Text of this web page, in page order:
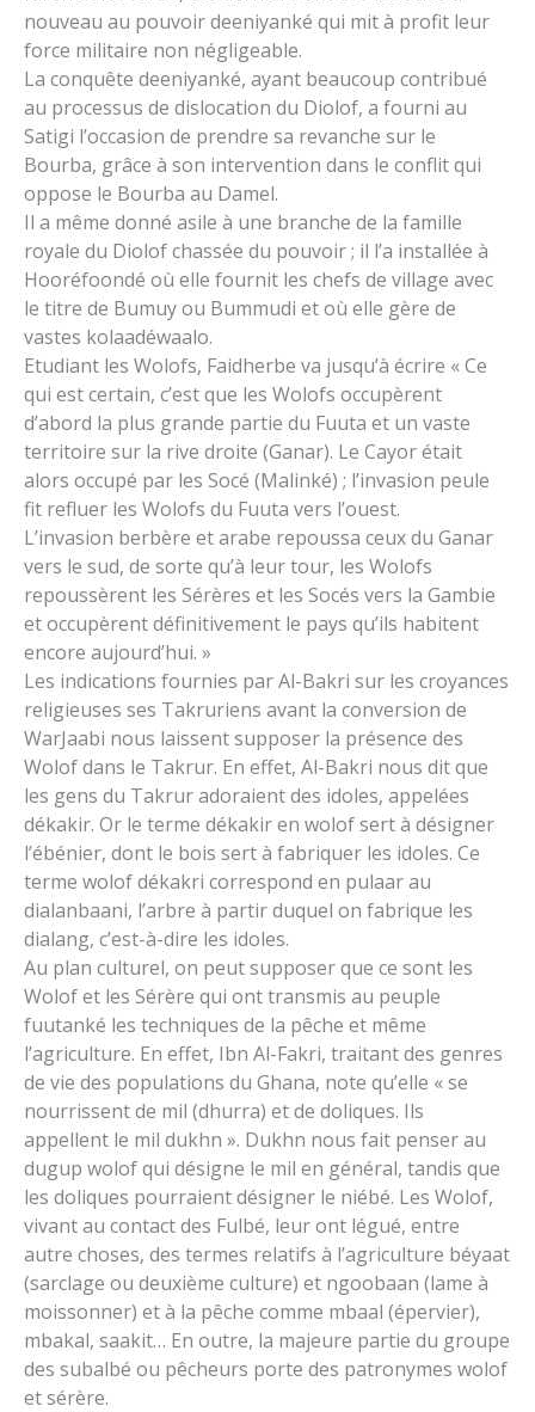
nouveau au pouvoir deeniyanké qui mit à profit leur
force militaire non négligeable.
La conquête deeniyanké, ayant beaucoup contribué
au processus de dislocation du Diolof, a fourni au
Satigi l’occasion de prendre sa revanche sur le
Bourba, grâce à son intervention dans le conflit qui
oppose le Bourba au Damel.
Il a même donné asile à une branche de la famille
royale du Diolof chassée du pouvoir ; il l’a installée à
Hooréfoondé où elle fournit les chefs de village avec
le titre de Bumuy ou Bummudi et où elle gère de
vastes kolaadéwaalo.
Etudiant les Wolofs, Faidherbe va jusqu’à écrire « Ce
qui est certain, c’est que les Wolofs occupèrent
d’abord la plus grande partie du Fuuta et un vaste
territoire sur la rive droite (Ganar). Le Cayor était
alors occupé par les Socé (Malinké) ; l’invasion peule
fit refluer les Wolofs du Fuuta vers l’ouest.
L’invasion berbère et arabe repoussa ceux du Ganar
vers le sud, de sorte qu’à leur tour, les Wolofs
repoussèrent les Sérères et les Socés vers la Gambie
et occupèrent définitivement le pays qu’ils habitent
encore aujourd’hui. »
Les indications fournies par Al-Bakri sur les croyances
religieuses ses Takruriens avant la conversion de
WarJaabi nous laissent supposer la présence des
Wolof dans le Takrur. En effet, Al-Bakri nous dit que
les gens du Takrur adoraient des idoles, appelées
dékakir. Or le terme dékakir en wolof sert à désigner
l’ébénier, dont le bois sert à fabriquer les idoles. Ce
terme wolof dékakri correspond en pulaar au
dialanbaani, l’arbre à partir duquel on fabrique les
dialang, c’est-à-dire les idoles.
Au plan culturel, on peut supposer que ce sont les
Wolof et les Sérère qui ont transmis au peuple
fuutanké les techniques de la pêche et même
l’agriculture. En effet, Ibn Al-Fakri, traitant des genres
de vie des populations du Ghana, note qu’elle « se
nourrissent de mil (dhurra) et de doliques. Ils
appellent le mil dukhn ». Dukhn nous fait penser au
dugup wolof qui désigne le mil en général, tandis que
les doliques pourraient désigner le niébé. Les Wolof,
vivant au contact des Fulbé, leur ont légué, entre
autre choses, des termes relatifs à l’agriculture béyaat
(sarclage ou deuxième culture) et ngoobaan (lame à
moissonner) et à la pêche comme mbaal (épervier),
mbakal, saakit… En outre, la majeure partie du groupe
des subalbé ou pêcheurs porte des patronymes wolof
et sérère.